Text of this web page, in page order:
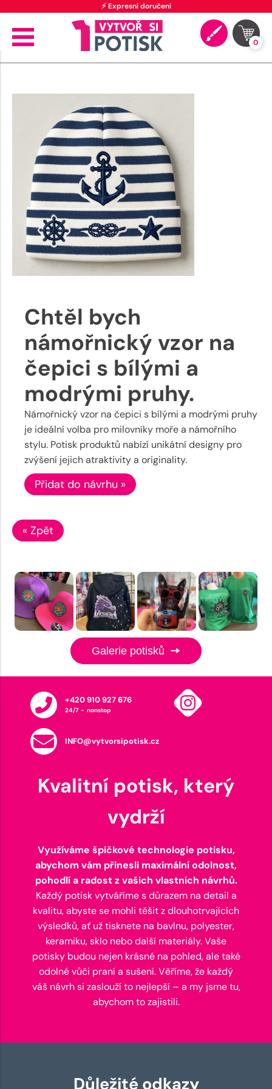
⚡ Expresní doručení
0
Chtěl bych
námořnický vzor na
čepici s bílými a
modrými pruhy.
Námořnický vzor na čepici s bílými a modrými pruhy
je ideální volba pro milovníky moře a námořního
stylu. Potisk produktů nabízí unikátní designy pro
zvýšení jejich atraktivity a originality.
Přidat do návrhu »
« Zpět
Galerie potisků
+420 910 927 676
24/7 - nonstop
INFO@vytvorsipotisk.cz
Kvalitní potisk, který
vydrží
Využíváme špičkové technologie potisku,
abychom vám přinesli maximální odolnost,
pohodlí a radost z vašich vlastních návrhů.
Každý potisk vytváříme s důrazem na detail a
kvalitu, abyste se mohli těšit z dlouhotrvajících
výsledků, ať už tisknete na bavlnu, polyester,
keramiku, sklo nebo další materiály. Vaše
potisky budou nejen krásné na pohled, ale také
odolné vůči praní a sušení. Věříme, že každý
váš návrh si zaslouží to nejlepší – a my jsme tu,
abychom to zajistili.
Důležité odkazy